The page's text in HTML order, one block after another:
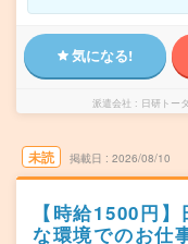
気になる!
派遣会社 日研トー
未読 掲載日 2026/08/10
【時給1500円
な環境でのお仕